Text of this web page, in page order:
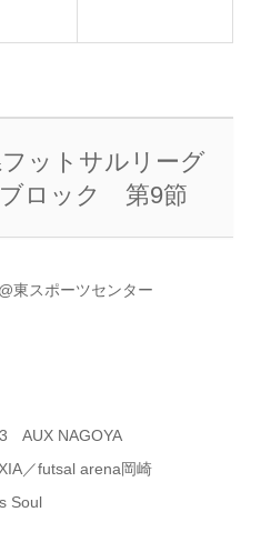
ットサルリーグ
ロック 第9節
東スポーツセンター
AUX NAGOYA
／futsal arena岡崎
Soul